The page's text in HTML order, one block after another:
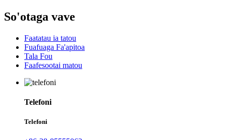
So'otaga vave
Faatatau ia tatou
Fuafuaga Fa'apitoa
Tala Fou
Faafesootai matou
Telefoni
Telefoni